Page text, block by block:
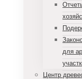
для
Центр